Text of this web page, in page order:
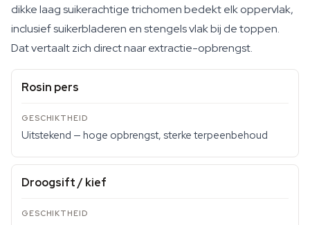
dikke laag suikerachtige trichomen bedekt elk oppervlak,
inclusief suikerbladeren en stengels vlak bij de toppen.
Dat vertaalt zich direct naar extractie-opbrengst.
Rosin pers
Uitstekend — hoge opbrengst, sterke terpeenbehoud
Droogsift / kief